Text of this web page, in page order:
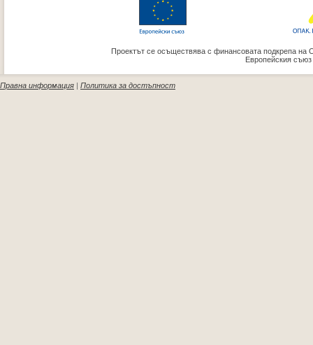
Проектът се осъществява с финансовата подкрепа на
Европейския
Правна информация | Политика за достъпност